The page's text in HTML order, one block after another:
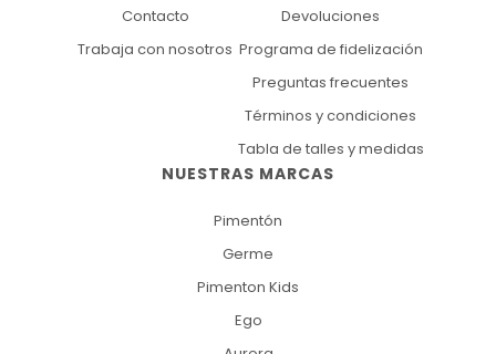
NUESTRAS MARCAS
Pimentón
Germe
Pimenton Kids
Ego
Devoluciones
Programa de fidelización
Preguntas frecuentes
Términos y condiciones
Tabla de talles y medidas
Contacto
Trabaja con nosotros